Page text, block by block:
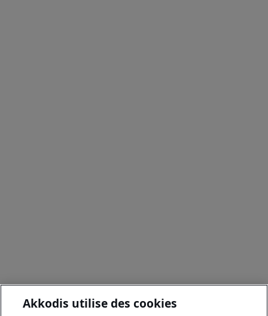
Akkodis utilise des cookies